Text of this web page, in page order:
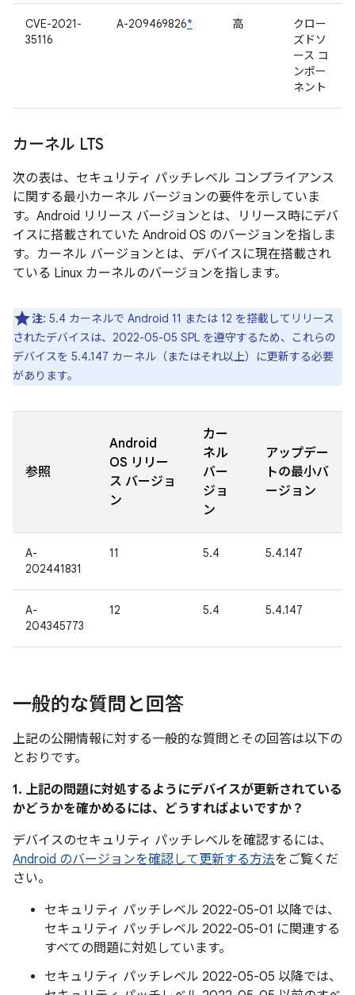
CVE-2021-
35116
A-209469826* 高
クロー
ズドソ
ース コ
ンポー
ネント
カーネル LTS
次の表は、セキュリティ パッチレベル コンプライアンス
に関する最小カーネル バージョンの要件を示していま
す。Android リリース バージョンとは、リリース時にデバ
イスに搭載されていた Android OS のバージョンを指しま
す。カーネル バージョンとは、デバイスに現在搭載され
ている Linux カーネルのバージョンを指します。
注: 5.4 カーネルで Android 11 または 12 を搭載してリリース
されたデバイスは、2022-05-05 SPL を遵守するため、これらの
デバイスを 5.4.147 カーネル（またはそれ以上）に更新する必要
があります。
参照
Android
OS リリー
ス バージョ
ン
カー
ネル
バー
ジョ
ン
アップデー
トの最小バ
ージョン
A-
202441831
11 5.4 5.4.147
A-
204345773
12 5.4 5.4.147
一般的な質問と回答
上記の公開情報に対する一般的な質問とその回答は以下の
とおりです。
1. 上記の問題に対処するようにデバイスが更新されている
かどうかを確かめるには、どうすればよいですか？
デバイスのセキュリティ パッチレベルを確認するには、
Android のバージョンを確認して更新する方法をご覧くだ
さい。
セキュリティ パッチレベル 2022-05-01 以降では、
セキュリティ パッチレベル 2022-05-01 に関連する
すべての問題に対処しています。
セキュリティ パッチレベル 2022-05-05 以降では、